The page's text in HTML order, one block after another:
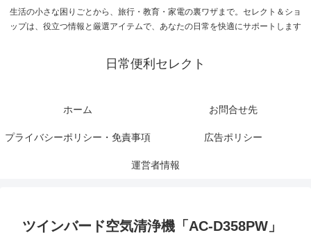
生活の小さな困りごとから、旅行・教育・家電の裏ワザまで。セレクト＆ショ
ップは、役立つ情報と厳選アイテムで、あなたの日常を快適にサポートします
日常便利セレクト
ホーム お問合せ先
プライバシーポリシー・免責事項 広告ポリシー
運営者情報
ツインバード空気清浄機「AC-D358PW」